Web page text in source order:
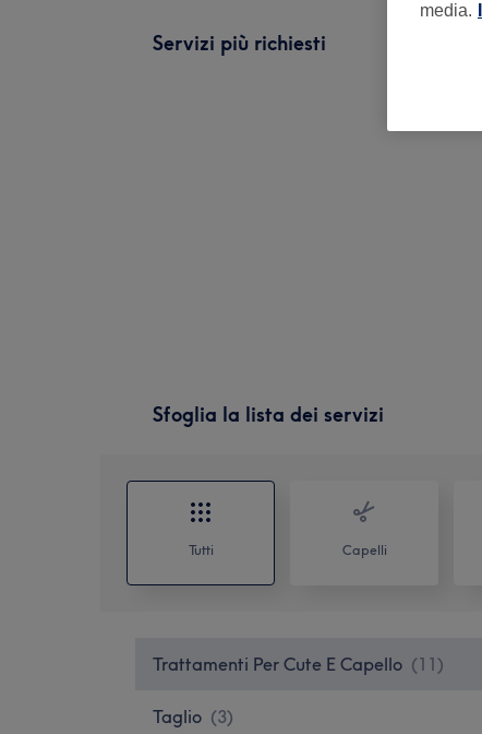
Servizi più richiesti
Sfoglia la lista dei servizi
Tutti Capelli
Trattamenti Per Cute E Capello (11 )
Taglio (3)
media.